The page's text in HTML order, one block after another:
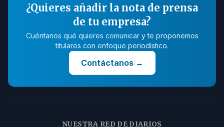
¿Quieres añadir la nota de prensa
de tu empresa?
Cuéntanos qué quieres comunicar y te proponemos
titulares con enfoque periodístico.
Contáctanos→
NUESTRA RED DE DIARIOS